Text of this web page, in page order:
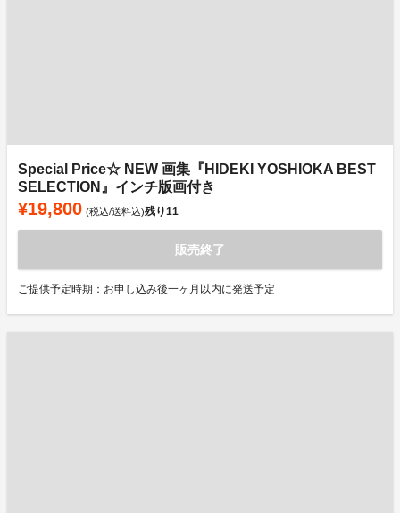
Special Price☆ NEW 画集『HIDEKI YOSHIOKA BEST
SELECTION』インチ版画付き
¥19,800 (税込/送料込)残り11
販売終了
ご提供予定時期：お申し込み後一ヶ月以内に発送予定